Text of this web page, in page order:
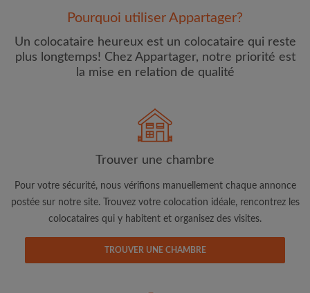
Prénom
Adresse email
Pourquoi utiliser Appartager?
Un colocataire heureux est un colocataire qui reste
plus longtemps! Chez Appartager, notre priorité est
la mise en relation de qualité
Trouver une chambre
Pour votre sécurité, nous vérifions manuellement chaque annonce
postée sur notre site. Trouvez votre colocation idéale, rencontrez les
colocataires qui y habitent et organisez des visites.
TROUVER UNE CHAMBRE